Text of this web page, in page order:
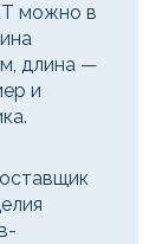
можно в
длина —
и